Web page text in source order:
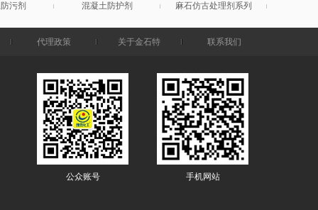
污剂 混凝土防护剂 麻石仿古处理剂系列
代理政策 关于金石特 联系我们
公众账号 手机网站